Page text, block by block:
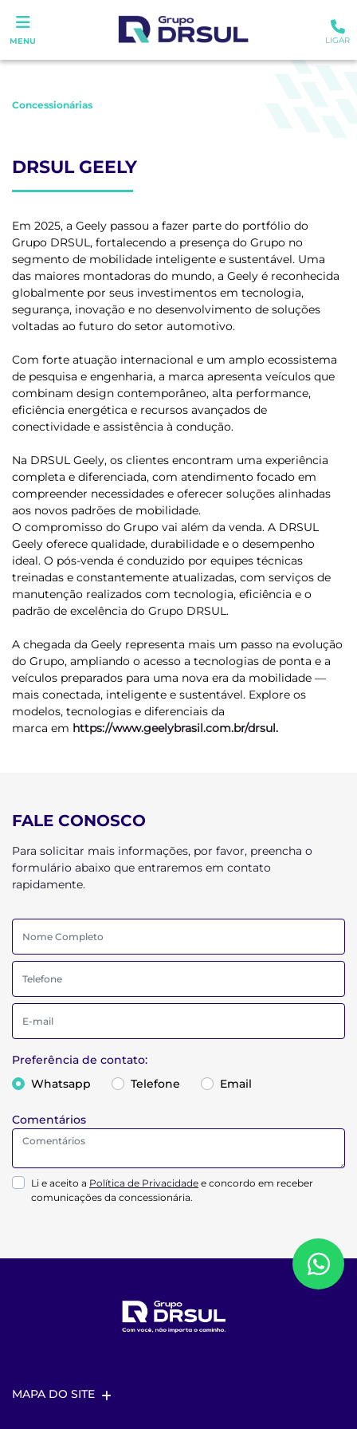
MENU LIGAR
Concessionárias
DRSUL GEELY
Em 2025, a Geely passou a fazer parte do portfólio do
Grupo DRSUL, fortalecendo a presença do Grupo no
segmento de mobilidade inteligente e sustentável. Uma
das maiores montadoras do mundo, a Geely é reconhecida
globalmente por seus investimentos em tecnologia,
segurança, inovação e no desenvolvimento de soluções
voltadas ao futuro do setor automotivo.
Com forte atuação internacional e um amplo ecossistema
de pesquisa e engenharia, a marca apresenta veículos que
combinam design contemporâneo, alta performance,
eficiência energética e recursos avançados de
conectividade e assistência à condução.
Na DRSUL Geely, os clientes encontram uma experiência
completa e diferenciada, com atendimento focado em
compreender necessidades e oferecer soluções alinhadas
aos novos padrões de mobilidade.
O compromisso do Grupo vai além da venda. A DRSUL
Geely oferece qualidade, durabilidade e o desempenho
ideal. O pós-venda é conduzido por equipes técnicas
treinadas e constantemente atualizadas, com serviços de
manutenção realizados com tecnologia, eficiência e o
padrão de excelência do Grupo DRSUL.
A chegada da Geely representa mais um passo na evolução
do Grupo, ampliando o acesso a tecnologias de ponta e a
veículos preparados para uma nova era da mobilidade —
mais conectada, inteligente e sustentável. Explore os
modelos, tecnologias e diferenciais da
marca em https://www.geelybrasil.com.br/drsul.
FALE CONOSCO
Para solicitar mais informações, por favor, preencha o
formulário abaixo que entraremos em contato
rapidamente.
Preferência de contato:
Whatsapp
Telefone Email
Comentários
Li e aceito a Política de Privacidade e concordo em receber
comunicações da concessionária.
MAPA DO SITE